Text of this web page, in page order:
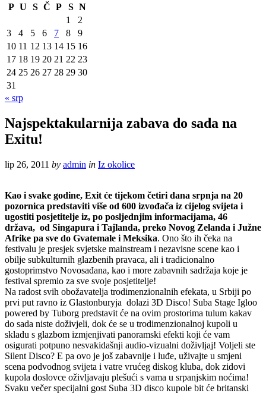
P U S Č P S N
1
2
3
4 5 6 7 8
9
10 11 12 13 14 15 16
17 18 19 20 21 22 23
24 25 26 27 28 29 30
31
« srp
Najspektakularnija zabava do sada na
Exitu!
lip 26, 2011 by admin in Iz okolice
Kao i svake godine, Exit će tijekom četiri dana srpnja na 20
pozornica predstaviti više od 600 izvođača iz cijelog svijeta i
ugostiti posjetitelje iz, po posljednjim informacijama, 46
država, od Singapura i Tajlanda, preko Novog Zelanda i Južne
Afrike pa sve do Gvatemale i Meksika. Ono što ih čeka na
festivalu je presjek svjetske mainstream i nezavisne scene kao i
obilje subkulturnih glazbenih pravaca, ali i tradicionalno
gostoprimstvo Novosađana, kao i more zabavnih sadržaja koje je
festival spremio za sve svoje posjetitelje!
Na radost svih obožavatelja trodimenzionalnih efekata, u Srbiji po
prvi put ravno iz Glastonburyja dolazi 3D Disco! Suba Stage Igloo
powered by Tuborg predstavit će na ovim prostorima tulum kakav
do sada niste doživjeli, dok će se u trodimenzionalnoj kupoli u
skladu s glazbom izmjenjivati panoramski efekti koji će vam
osigurati potpuno nesvakidašnji audio-vizualni doživljaj! Voljeli ste
Silent Disco? E pa ovo je još zabavnije i luđe, uživajte u smjeni
scena podvodnog svijeta i vatre vrućeg diskog kluba, dok zidovi
kupola doslovce oživljavaju plešući s vama u srpanjskim noćima!
Svaku večer specijalni gost Suba 3D disco kupole bit će britanski